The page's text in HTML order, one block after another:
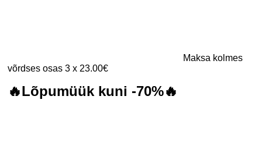
Maksa kolmes
võrdses osas 3 x 23.00€
🔥Lõpumüük kuni -70%🔥